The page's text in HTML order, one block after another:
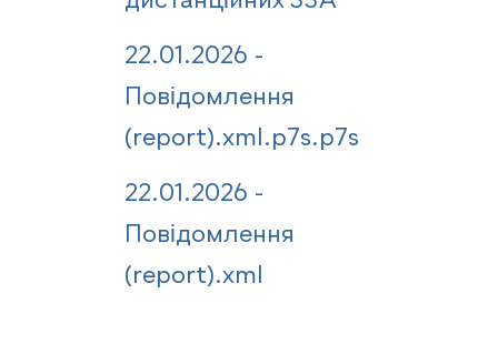
22.01.2026 -
Повідомлення
(report).xml.p7s.p7s
22.01.2026 -
Повідомлення
(report).xml